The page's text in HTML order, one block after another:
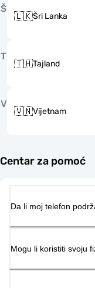
Š
🇱🇰Šri Lanka
T
🇹🇭Tajland
V
🇻🇳Vijetnam
Centar za pomoć
Da li moj telefon
Mogu li koristiti svoju